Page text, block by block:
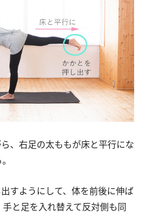
、右足の太ももが床と平行にな
すようにして、体を前後に伸ば
と足を入れ替えて反対側も同